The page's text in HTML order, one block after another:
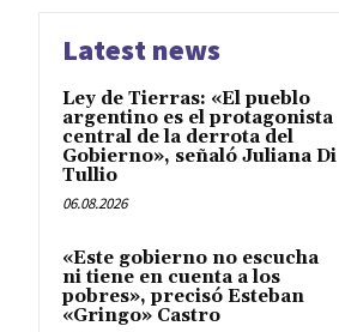
Latest news
Ley de Tierras: «El pueblo
argentino es el protagonista
central de la derrota del
Gobierno», señaló Juliana Di
Tullio
06.08.2026
«Este gobierno no escucha
ni tiene en cuenta a los
pobres», precisó Esteban
«Gringo» Castro